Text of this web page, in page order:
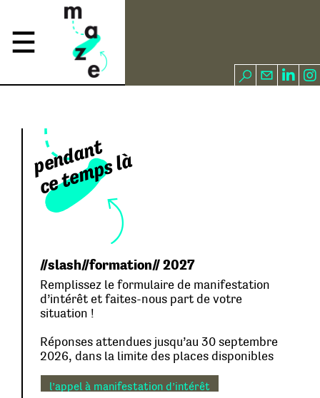
pendant
ce temps là
//slash//formation// 2027
Remplissez le formulaire de manifestation
d’intérêt et faites-nous part de votre
situation !
Réponses attendues jusqu’au 30 septembre
2026, dans la limite des places disponibles
l’appel à manifestation d’intérêt